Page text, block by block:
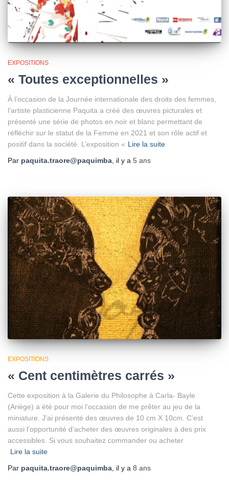
EXPOSITIONS
« Toutes exceptionnelles »
À l’occasion de la Journée internationale des droits des femmes,
l’artiste plasticienne Paquita a créé des œuvres picturales et
présenté une série de photos en noir et blanc permettant de
réfléchir sur le statut de la Femme en 2021 et son rôle actif et
positif dans la société. L’exposition « Lire la suite
Par paquita.traore@paquimba , il y a 5 ans
EXPOSITIONS
« Cent centimètres carrés »
Cette exposition à la Galerie du Philosophe à Carla- Bayle
(Ariège) a été pour moi l’occasion de me prêter au jeu de la
miniature. J’ai présenté des œuvres de 10 cm X 10cm. C’est
aussi l’opportunité d’acheter des œuvres originales à des prix
accessibles. Si vous souhaitez commander ou acheter
Lire la suite
Par paquita.traore@paquimba , il y a 8 ans